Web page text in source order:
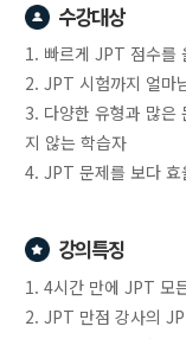
수강대상
1. 빠르게 JPT 점수를
2. JPT 시험까지 얼마
3. 다양한 유형과 많은
지 않는 학습자
4. JPT 문제를 보다 효
강의특징
1. 4시간 만에 JPT 모
2. JPT 만점 강사의